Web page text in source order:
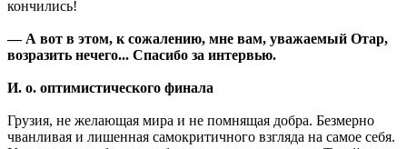
кончились!
— А вот в этом, к сожалению, мне вам, уважаемый Отар,
возразить нечего... Спасибо за интервью.
И. о. оптимистического финала
Грузия, не желающая мира и не помнящая добра. Безмерно
чванливая и лишенная самокритичного взгляда на самое себя.